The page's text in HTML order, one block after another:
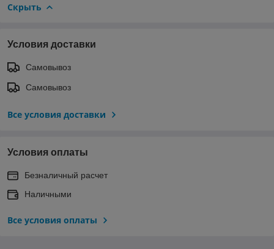
Скрыть
Условия доставки
Самовывоз
Самовывоз
Все условия доставки
Условия оплаты
Безналичный расчет
Наличными
Все условия оплаты